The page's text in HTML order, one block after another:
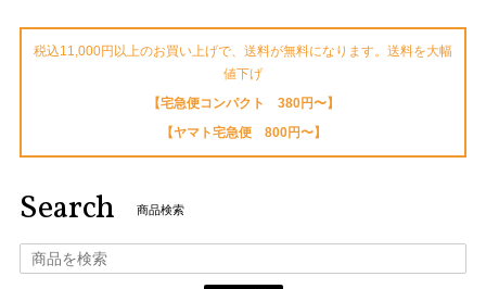
税込11,000円以上のお買い上げで、送料が無料になります。送料を大幅
値下げ
【宅急便コンパクト 380円〜】
【ヤマト宅急便 800円〜】
Search 商品検索